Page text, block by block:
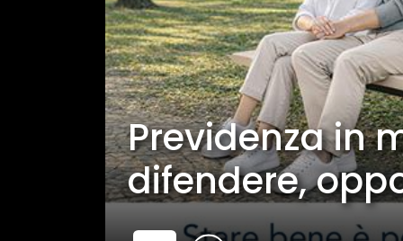
Previdenza in
difendere,